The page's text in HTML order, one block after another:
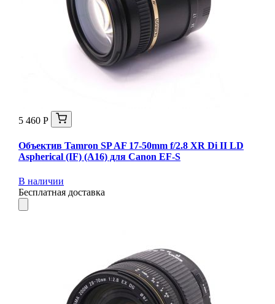
5 460 Р
Объектив Tamron SP AF 17-50mm f/2.8 XR Di II LD
Aspherical (IF) (A16) для Canon EF-S
В наличии
Бесплатная доставка